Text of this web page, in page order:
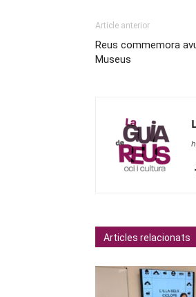
Article anterior
Reus commemora
Museus
Articles relacionats